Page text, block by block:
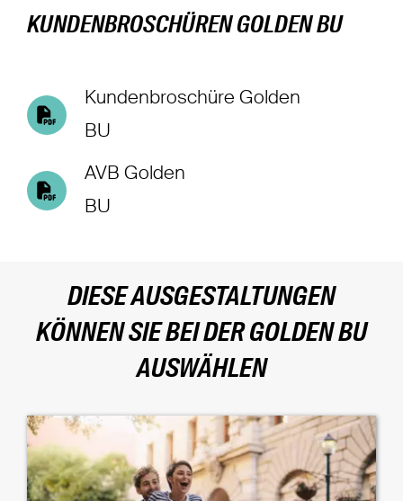
KUNDENBROSCHÜREN GOLDEN BU
Kundenbroschüre Golden
BU
AVB Golden
BU
DIESE AUSGESTALTUNGEN
KÖNNEN SIE BEI DER GOLDEN BU
AUSWÄHLEN